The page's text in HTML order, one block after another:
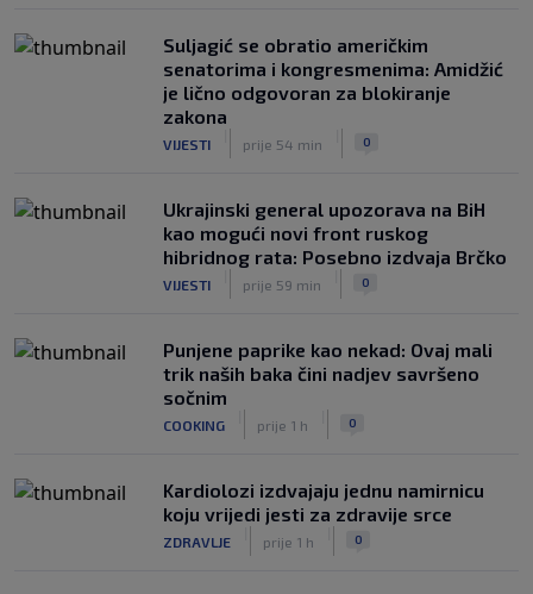
Suljagić se obratio američkim
senatorima i kongresmenima: Amidžić
je lično odgovoran za blokiranje
zakona
VIJESTI prije 54 min 0
Ukrajinski general upozorava na BiH
kao mogući novi front ruskog
hibridnog rata: Posebno izdvaja Brčko
VIJESTI prije 59 min 0
Punjene paprike kao nekad: Ovaj mali
trik naših baka čini nadjev savršeno
sočnim
COOKING prije 1 h 0
Kardiolozi izdvajaju jednu namirnicu
koju vrijedi jesti za zdravije srce
ZDRAVLJE prije 1 h 0